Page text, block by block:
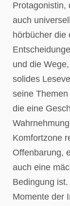
Protagonistin,
auch
hörbücher die
und die
solides
seine
die eine
Komfortzone
Offenbarung,
auch eine
Bedingung
Momente der